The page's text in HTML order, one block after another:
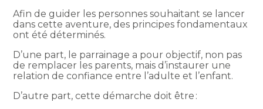
Afin de guider les personnes souhaitant se lancer
dans cette aventure, des principes fondamentaux
ont été déterminés.
D’une part, le parrainage a pour objectif, non pas
de remplacer les parents, mais d’instaurer une
relation de confiance entre l’adulte et l’enfant.
D’autre part, cette démarche doit être :